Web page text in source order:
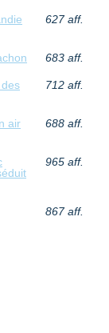
627 aff.
683 aff.
712 aff.
air
688 aff.
965 aff.
867 aff.